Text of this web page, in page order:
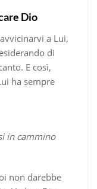
Dio
a Lui,
di
E così,
ha sempre
in cammino
non darebbe